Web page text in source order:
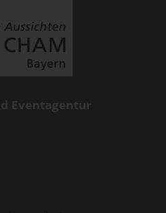
Eventagentur